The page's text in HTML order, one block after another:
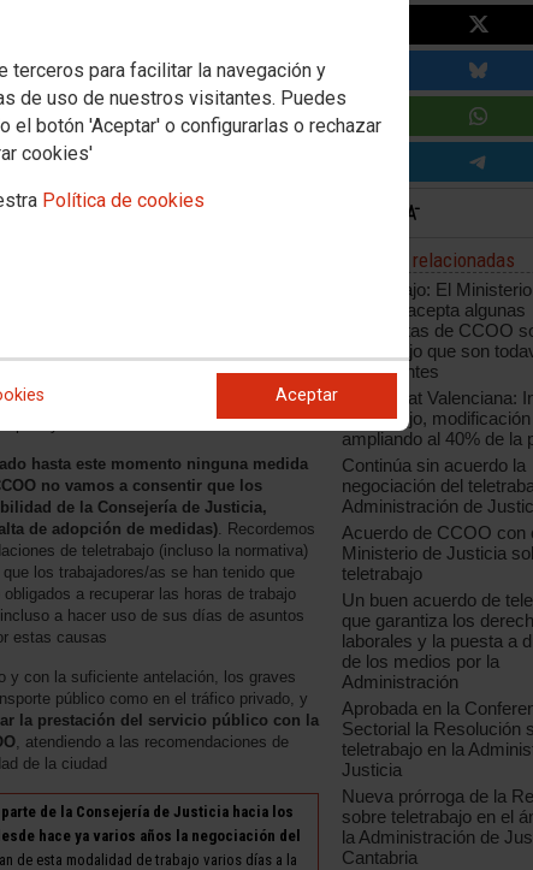
para facilitar la navegación y
de uso de nuestros visitantes. Puedes
el botón 'Aceptar' o configurarlas o rechazar
cookies'
Política de cookies
Aceptar
autorice el teletrabajo del 1 al 9 de
de Madrid
, tal como ha solicitado el
importantes” al tráfico con motivo de
rueda de prensa que este acontecimiento
que fomenten el teletrabajo
de la Plaza de Cibeles como en la Plaza
9 de junio
inmediato a la Consejería que se
cual los responsables de la Consejería
la movilidad
que pueden tener los
Ayuntamiento
hasta este momento ninguna medida
no vamos a consentir que los
de la Consejería de Justicia,
de adopción de medidas) . Recordemos
de teletrabajo (incluso la normativa)
los trabajadores/as se han tenido que
a recuperar las horas de trabajo
a hacer uso de sus días de asuntos
estas causas
y con la suficiente antelación, los graves
público como en el tráfico privado, y
la prestación del servicio público con la
, atendiendo a las recomendaciones de
de la ciudad
de la Consejería de Justicia hacia los
hace ya varios años la negociación del
de esta modalidad de trabajo varios días a la
Noticias relacionadas
Teletrabajo: El
Justicia acepta algunas
propuestas de CCOO
teletrabajo que son
insuficientes
Comunitat Valenciana:
teletrabajo, modificación
ampliando al 40% de la
Continúa sin acuerdo la
negociación del
Administración de
Acuerdo de CCOO con
Ministerio de Justicia
teletrabajo
Un buen acuerdo de
que garantiza los
laborales y la puesta a
de los medios por la
Administración
Aprobada en la
Sectorial la Resolución
teletrabajo en la
Justicia
Nueva prórroga de la
sobre teletrabajo en el
la Administración de
Cantabria